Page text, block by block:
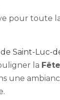
pour toute
deSaint-Luc-
la Fête
une